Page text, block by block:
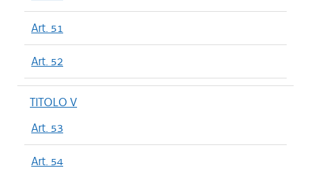
Art. 51
Art. 52
TITOLO V
Art. 53
Art. 54